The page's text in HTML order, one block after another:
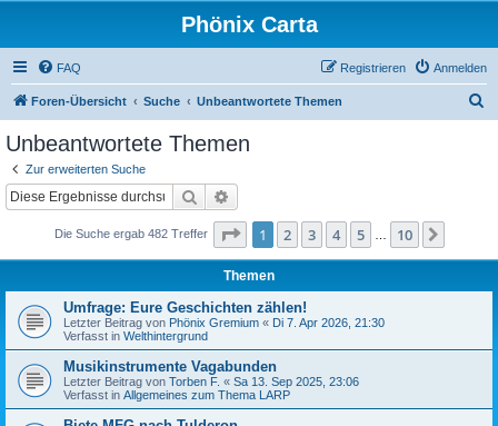
Phönix Carta
FAQ Anmelden
Registrieren
Foren-Übersicht Suche Unbeantwortete Themen
Unbeantwortete Themen
Zur erweiterten Suche
Suche
Die Suche ergab 482 Treffer Seite 1von 10
1 2 3 4 5 10
Themen
Umfrage: Eure Geschichten zählen!
Letzter Beitrag von Phönix Gremium « Di 7. Apr 2026, 21:30
Verfasst in Welthintergrund
Musikinstrumente Vagabunden
Letzter Beitrag von Torben F. « Sa 13. Sep 2025, 23:06
Verfasst in Allgemeines zum Thema LARP